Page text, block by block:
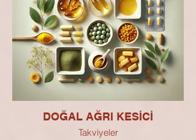
DOĞAL AĞRI KESİCİ
Takviyeler